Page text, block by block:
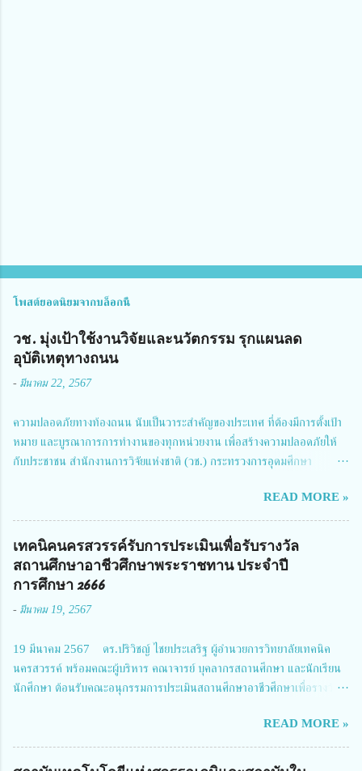
โพสต์ยอดนิยมจากบล็อกนี้
วช. มุ่งเป้าใช้งานวิจัยและนวัตกรรม รุกแผนลด
อุบัติเหตุทางถนน
- มีนาคม 22, 2567
ความปลอดภัยทางท้องถนน นับเป็นวาระสำคัญของประเทศ ที่ต้องมีการตั้งเป้า
หมาย และบูรณาการการทำงานของทุกหน่วยงาน เพื่อสร้างความปลอดภัยให้
กับประชาชน สำนักงานการวิจัยแห่งชาติ (วช.) กระทรวงการอุดมศึกษา
สมาคมวิศวกรรมชีวการแพทย์ไทย จัดการประชุมเผยแพร่ผลการดำเนินงาน
โครงการการวิจัยเชิงปฏิบัติการโดยบูรณาการทุกภาคส่วน เพื่อลดอุบัติเหตุและ
การเสียชีวิตให้สอดคล้องกับเป้าหมายแผนแม่บทฉบับที่ 5 ในวันที่ 22 มีนาคม
2567 โดยมี ดร.วิภารัตน์ ดีอ่อง ผู้อำนวยการสำนักงานการวิจัยแห่งชาติ เป็น
ประธานในพิธีเปิดพร้อมให้นโยบายการผลักดันงานวิจัยเพื่อความปลอดภัยทาง
การประชุมในครั้งนี้ นางสาวสตตกมล เกียรติพานิช ผู้อำนวยการกองบริหารทุน
Richmond Stylish Convention Hotel จังหวัดนนทบุรี ดร.วิภารัตน์ ดีอ่อง
ผู้อำนวยการสำนักงานการวิจัยแห่งชาติ กล่าวว่า วช. ในฐานะหน่วยงานบริหาร
จัดการทุนวิจัยและนวัตกรรมได้เล็งเห็นถึงความสำคัญของกา...
READ MORE »
เทคนิคนครสวรรค์รับการประเมินเพื่อรับรางวัล
สถานศึกษาอาชีวศึกษาพระราชทาน ประจำปี
การศึกษา 2666
- มีนาคม 19, 2567
19 มีนาคม 2567 ดร.ปริวิชญ์ ไชยประเสริฐ ผู้อำนวยการวิทยาลัยเทคนิค
นครสวรรค์ พร้อมคณะผู้บริหาร คณาจารย์ บุคลากรสถานศึกษา และนักเรียน
นักศึกษา ต้อนรับคณะอนุกรรมการประเมินสถานศึกษาอาชีวศึกษาเพื่อรางวัล
นายจักรภพ เนวะมาตย์ ผู้อำนวยการวิทยาลัยเทคนิคตาก ประธานคณะอนุกร
รมการฯ 1.นายวณิชา คณะใน ผู้ทรงคุณวุฒิ 2.นายภัทธาวุธ โพธา ผู้อำนวย
การวิทยาลัยสารพัดช่างกำแพงเพชร 3.นางสาวหัตถาภรณ์ เสาร์เรือน ผู้อำนวย
READ MORE »